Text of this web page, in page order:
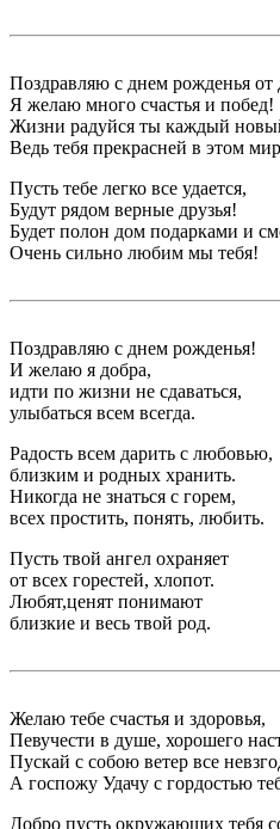
Поздравляю с днем рожденья
Я желаю много счастья и побед!
Жизни радуйся ты каждый
Ведь тебя прекрасней в этом
Пусть тебе легко все удается,
Будут рядом верные друзья!
Будет полон дом подарками и
Очень сильно любим мы тебя!
Поздравляю с днем рожденья!
И желаю я добра,
идти по жизни не сдаваться,
улыбаться всем всегда.
Радость всем дарить с любовью,
близким и родных хранить.
Никогда не знаться с горем,
всех простить, понять, любить.
Пусть твой ангел охраняет
от всех горестей, хлопот.
Любят,ценят понимают
близкие и весь твой род.
Желаю тебе счастья и здоровья,
Певучести в душе, хорошего
Пускай с собою ветер все
А госпожу Удачу с гордостью
Добро пусть окружающих тебя